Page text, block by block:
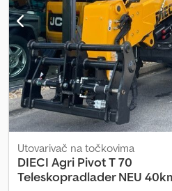
Utovarivač na točkovima
DIECI Agri Pivot T 70
Teleskopradlader NEU